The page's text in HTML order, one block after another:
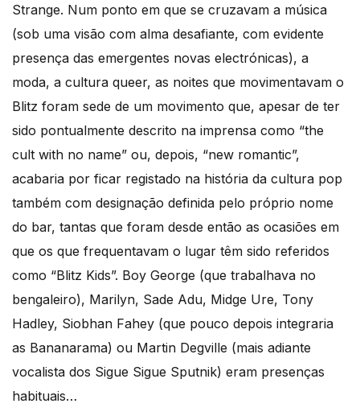
Strange. Num ponto em que se cruzavam a música
(sob uma visão com alma desafiante, com evidente
presença das emergentes novas electrónicas), a
moda, a cultura queer, as noites que movimentavam o
Blitz foram sede de um movimento que, apesar de ter
sido pontualmente descrito na imprensa como “the
cult with no name” ou, depois, “new romantic”,
acabaria por ficar registado na história da cultura pop
também com designação definida pelo próprio nome
do bar, tantas que foram desde então as ocasiões em
que os que frequentavam o lugar têm sido referidos
como “Blitz Kids”. Boy George (que trabalhava no
bengaleiro), Marilyn, Sade Adu, Midge Ure, Tony
Hadley, Siobhan Fahey (que pouco depois integraria
as Bananarama) ou Martin Degville (mais adiante
vocalista dos Sigue Sigue Sputnik) eram presenças
habituais…